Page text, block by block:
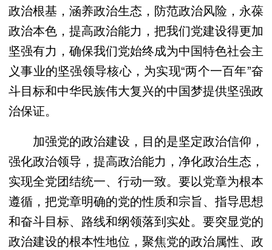
政治根基，涵养政治生态，防范政治风险，永葆
政治本色，提高政治能力，把我们党建设得更加
坚强有力，确保我们党始终成为中国特色社会主
义事业的坚强领导核心，为实现“两个一百年”奋
斗目标和中华民族伟大复兴的中国梦提供坚强政
治保证。
加强党的政治建设，目的是坚定政治信仰，
强化政治领导，提高政治能力，净化政治生态，
实现全党团结统一、行动一致。要以党章为根本
遵循，把党章明确的党的性质和宗旨、指导思想
和奋斗目标、路线和纲领落到实处。要突显党的
政治建设的根本性地位，聚焦党的政治属性、政